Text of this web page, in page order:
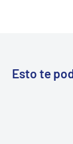
Esto te